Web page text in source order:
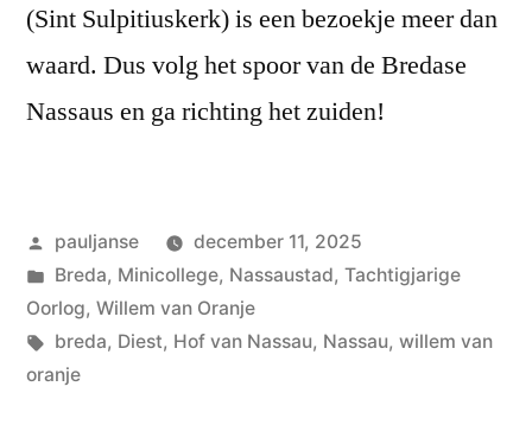
(Sint Sulpitiuskerk) is een bezoekje meer dan
waard. Dus volg het spoor van de Bredase
Nassaus en ga richting het zuiden!
Geplaatst
door
pauljanse
december 11, 2025
Geplaatst
in
Breda, Minicollege, Nassaustad, Tachtigjarige
Oorlog, Willem van Oranje
Tags:
breda, Diest, Hof van Nassau, Nassau, willem van
oranje